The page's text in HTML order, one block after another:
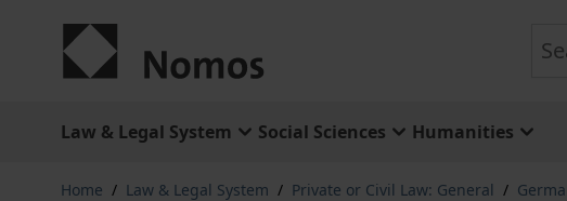
Law & Legal System Social Sciences Humanities
Home / Law & Legal System / Private or Civil Law: General /